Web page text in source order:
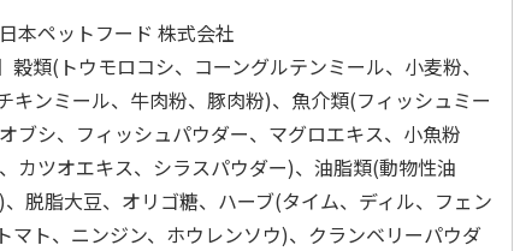
ニオイ
用 猫ト
ラルグ
デオトイレ 飛び散
らない消臭・抗菌サ
ンド 4L
無添加良品 カムカ
ムデンタルコーン
ぐるぐるボーン型 S
銀のスプーン パウ
チ 健康に育つ子ね
こ用 まぐろ・かつ
本ペットフード 株式会社
穀類(トウモロコシ、コーングルテンミール、小麦粉、
キンミール、牛肉粉、豚肉粉)、魚介類(フィッシュミー
ブシ、フィッシュパウダー、マグロエキス、小魚粉
カツオエキス、シラスパウダー)、油脂類(動物性油
脱脂大豆、オリゴ糖、ハーブ(タイム、ディル、フェン
マト、ニンジン、ホウレンソウ)、クランベリーパウダ